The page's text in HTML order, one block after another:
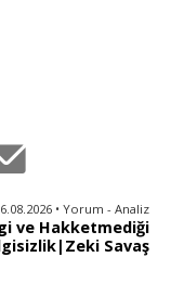
• Yorum - Analiz
ve Hakketmediği
Savaş